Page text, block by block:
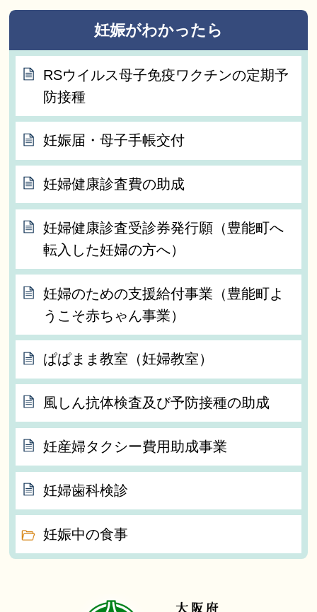
妊娠がわかったら
RSウイルス母子免疫ワクチンの定期予
防接種
妊娠届・母子手帳交付
妊婦健康診査費の助成
妊婦健康診査受診券発行願（豊能町へ
転入した妊婦の方へ）
妊婦のための支援給付事業（豊能町よ
うこそ赤ちゃん事業）
ぱぱまま教室（妊婦教室）
風しん抗体検査及び予防接種の助成
妊産婦タクシー費用助成事業
妊婦歯科検診
妊娠中の食事